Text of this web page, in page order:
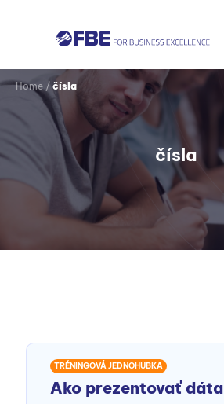
čísla
Home / čísla
TRÉNINGOVÁ JEDNOHUBKA
Ako prezentovať dáta